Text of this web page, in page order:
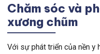
Chăm sóc và
xương chũm
Với sự phát triển của nền y